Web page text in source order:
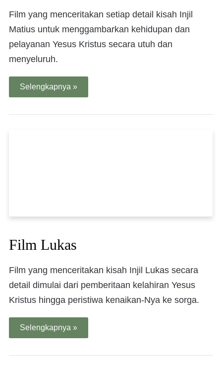
Film yang menceritakan setiap detail kisah Injil
Matius untuk menggambarkan kehidupan dan
pelayanan Yesus Kristus secara utuh dan
menyeluruh.
Selengkapnya »
Film Lukas
Film yang menceritakan kisah Injil Lukas secara
detail dimulai dari pemberitaan kelahiran Yesus
Kristus hingga peristiwa kenaikan-Nya ke sorga.
Selengkapnya »